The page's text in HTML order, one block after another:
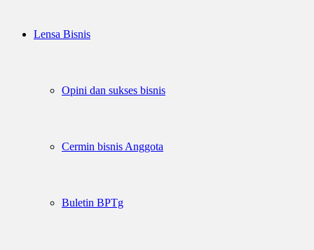
Lensa Bisnis
Opini dan sukses bisnis
Cermin bisnis Anggota
Buletin BPTg